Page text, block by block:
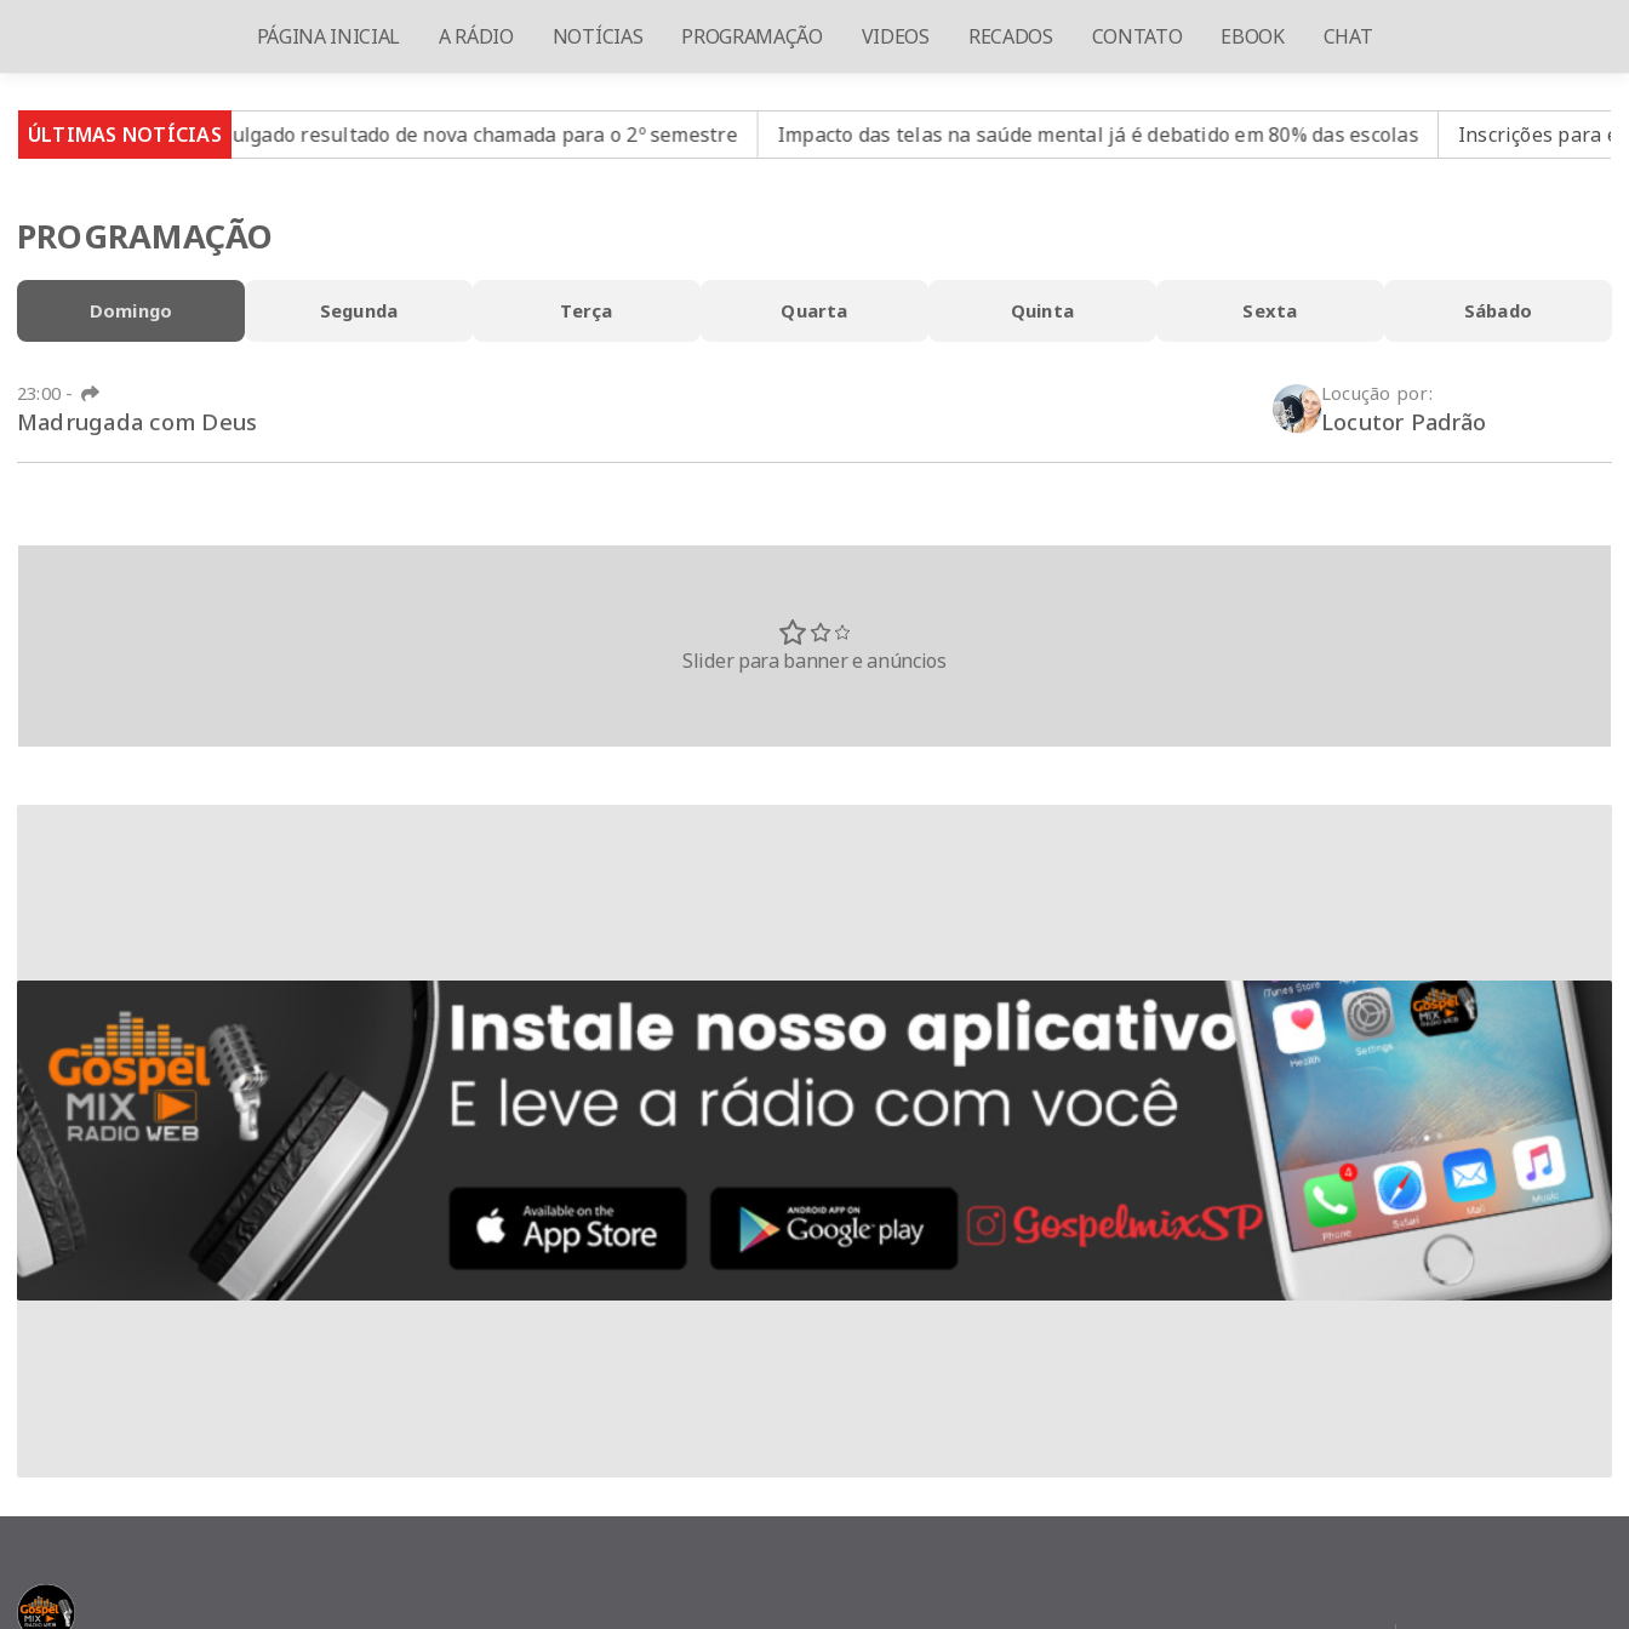
PÁGINA INICIAL A RÁDIO NOTÍCIAS PROGRAMAÇÃO VIDEOS RECADOS CONTATO EBOOK CHAT
ÚLTIMAS NOTÍCIAS
Prouni 2026: divulgado resultado de nova chamada para o 2º semestre Impacto das telas na saúde mental já é debatido em 80% das escolas Inscrições para
PROGRAMAÇÃO
Domingo Segunda Terça Quarta Quinta Sexta Sábado
23:00 -
Madrugada com Deus
Locução por:
Locutor Padrão
Slider para banner e anúncios